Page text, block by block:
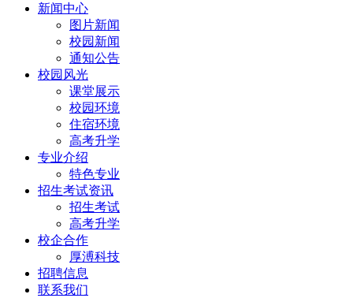
新闻中心
图片新闻
校园新闻
通知公告
校园风光
课堂展示
校园环境
住宿环境
高考升学
专业介绍
特色专业
招生考试资讯
招生考试
高考升学
校企合作
厚溥科技
招聘信息
联系我们